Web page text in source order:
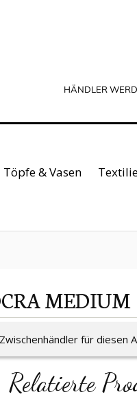
HÄNDLER
Töpfe & Vasen
MEDIUM
Zwischenhändler für diesen
Relatierte